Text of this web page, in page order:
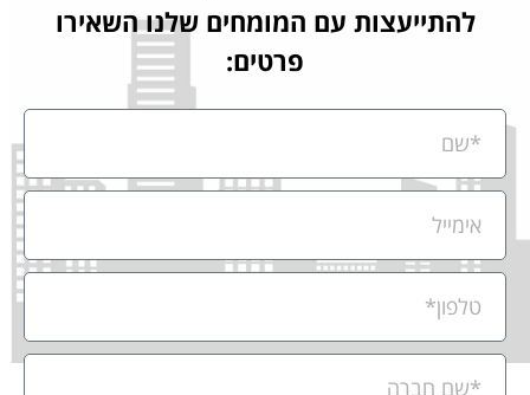
להתייעצות עם המומחים שלנו השאירו
פרטים: